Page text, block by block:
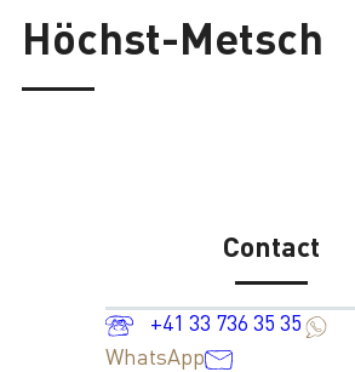
Höchst-Metsch
Contact
+41 33 736 35 35
WhatsApp